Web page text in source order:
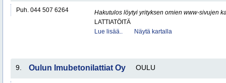
Puh. 044 507 6264
Hakutulos löytyi yrityksen omien www-sivujen
LATTIATÖITÄ
Lue lisää..
Näytä kartalla
9. Oulun Imubetonilattiat Oy OULU